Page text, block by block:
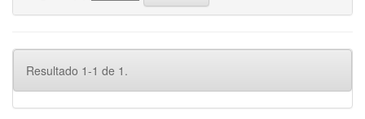
Resultado 1-1 de 1.